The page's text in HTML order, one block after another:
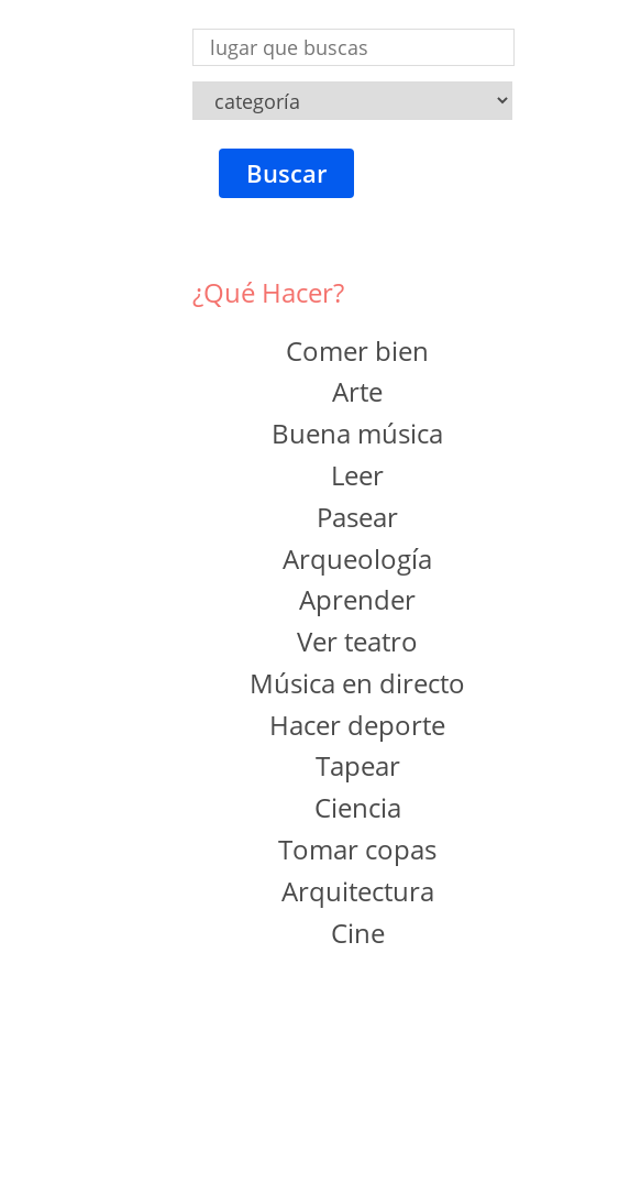
Buscar
¿Qué Hacer?
Comer bien
Arte
Buena música
Leer
Pasear
Arqueología
Aprender
Ver teatro
Música en directo
Hacer deporte
Tapear
Ciencia
Tomar copas
Arquitectura
Cine